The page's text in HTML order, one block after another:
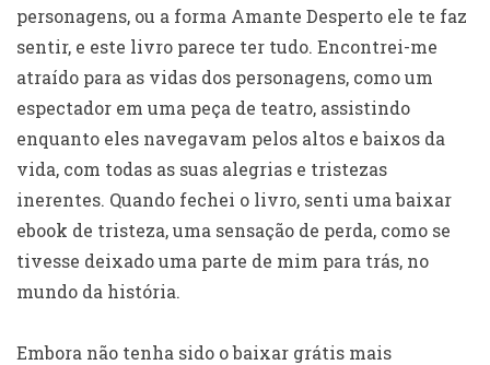
personagens, ou a forma Amante Desperto ele te faz
sentir, e este livro parece ter tudo. Encontrei-me
atraído para as vidas dos personagens, como um
espectador em uma peça de teatro, assistindo
enquanto eles navegavam pelos altos e baixos da
vida, com todas as suas alegrias e tristezas
inerentes. Quando fechei o livro, senti uma baixar
ebook de tristeza, uma sensação de perda, como se
tivesse deixado uma parte de mim para trás, no
mundo da história.
Embora não tenha sido o baixar grátis mais